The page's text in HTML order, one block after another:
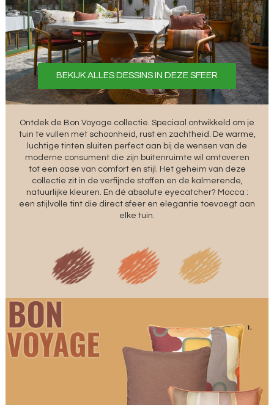
BEKIJK ALLES DESSINS IN DEZE SFEER
Ontdek de Bon Voyage collectie. Speciaal ontwikkeld om je
tuin te vullen met schoonheid, rust en zachtheid. De warme,
luchtige tinten sluiten perfect aan bij de wensen van de
moderne consument die zijn buitenruimte wil omtoveren
tot een oase van comfort en stijl. Het geheim van deze
collectie zit in de verfijnde stoffen en de kalmerende,
natuurlijke kleuren. En dé absolute eyecatcher? Mocca :
een stijlvolle tint die direct sfeer en elegantie toevoegt aan
elke tuin.